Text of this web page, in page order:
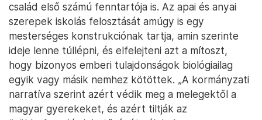
család első számú fenntartója is. Az apai és anyai
szerepek iskolás felosztását amúgy is egy
mesterséges konstrukciónak tartja, amin szerinte
ideje lenne túllépni, és elfelejteni azt a mítoszt,
hogy bizonyos emberi tulajdonságok biológiailag
egyik vagy másik nemhez kötöttek. „A kormányzati
narratíva szerint azért védik meg a melegektől a
magyar gyerekeket, és azért tiltják az